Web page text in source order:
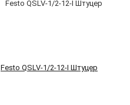
Festo QSLV-1/2-12-I Штуцер